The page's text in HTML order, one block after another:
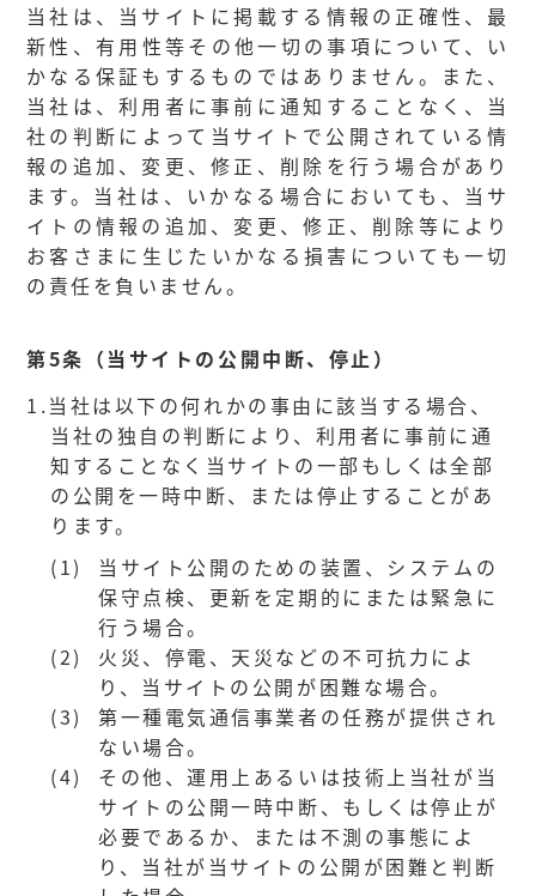
当社は、当サイトに掲載する情報の正確性、最
新性、有用性等その他一切の事項について、い
かなる保証もするものではありません。また、
当社は、利用者に事前に通知することなく、当
社の判断によって当サイトで公開されている情
報の追加、変更、修正、削除を行う場合があり
ます。当社は、いかなる場合においても、当サ
イトの情報の追加、変更、修正、削除等により
お客さまに生じたいかなる損害についても一切
の責任を負いません。
第5条（当サイトの公開中断、停止）
1.当社は以下の何れかの事由に該当する場合、
当社の独自の判断により、利用者に事前に通
知することなく当サイトの一部もしくは全部
の公開を一時中断、または停止することがあ
ります。
(1)
当サイト公開のための装置、システムの
保守点検、更新を定期的にまたは緊急に
行う場合。
(2)
火災、停電、天災などの不可抗力によ
り、当サイトの公開が困難な場合。
(3)
第一種電気通信事業者の任務が提供され
ない場合。
(4)
その他、運用上あるいは技術上当社が当
サイトの公開一時中断、もしくは停止が
必要であるか、または不測の事態によ
り、当社が当サイトの公開が困難と判断